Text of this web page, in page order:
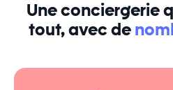
Une conciergerie
tout, avec de